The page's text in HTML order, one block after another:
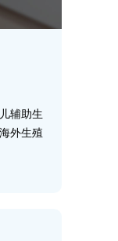
辅助生
外生殖